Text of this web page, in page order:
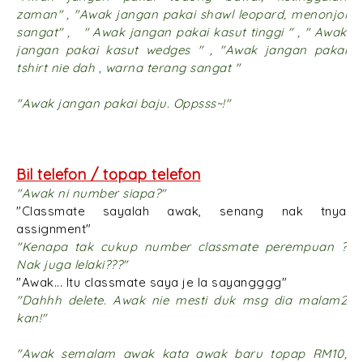
zaman" , "Awak jangan pakai shawl leopard, menonjol
sangat" , " Awak jangan pakai kasut tinggi " , " Awak
jangan pakai kasut wedges " , "Awak jangan pakai
tshirt nie dah , warna terang sangat "
"Awak jangan pakai baju. Oppsss~!"
Bil telefon / topap telefon
"Awak ni number siapa?"
"Classmate sayalah awak, senang nak tnya
assignment"
"Kenapa tak cukup number classmate perempuan ?
Nak juga lelaki???"
"Awak... Itu classmate saya je la sayangggg"
"Dahhh delete. Awak nie mesti duk msg dia malam2
kan!"
"Awak semalam awak kata awak baru topap RM10,